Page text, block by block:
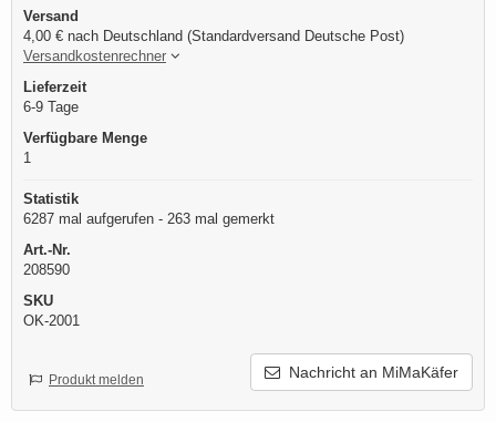
Versand
4,00 € nach Deutschland (Standardversand Deutsche Post)
Versandkostenrechner
Lieferzeit
6-9 Tage
Verfügbare Menge
1
Statistik
6287 mal aufgerufen - 263 mal gemerkt
Art.-Nr.
208590
SKU
OK-2001
Nachricht an MiMaKäfer
Produkt melden